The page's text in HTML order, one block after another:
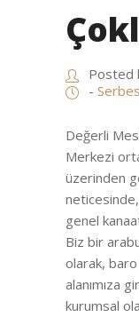
Posted
-
Değerli
Merkezi
üzerinden
genel
Biz bir
olarak,
alanımıza
kurumsal